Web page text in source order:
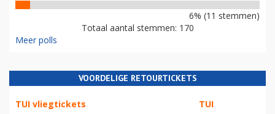
6% (11 stemmen)
Totaal aantal stemmen: 170
Meer polls
VOORDELIGE RETOURTICKETS
TUI vliegtickets TUI